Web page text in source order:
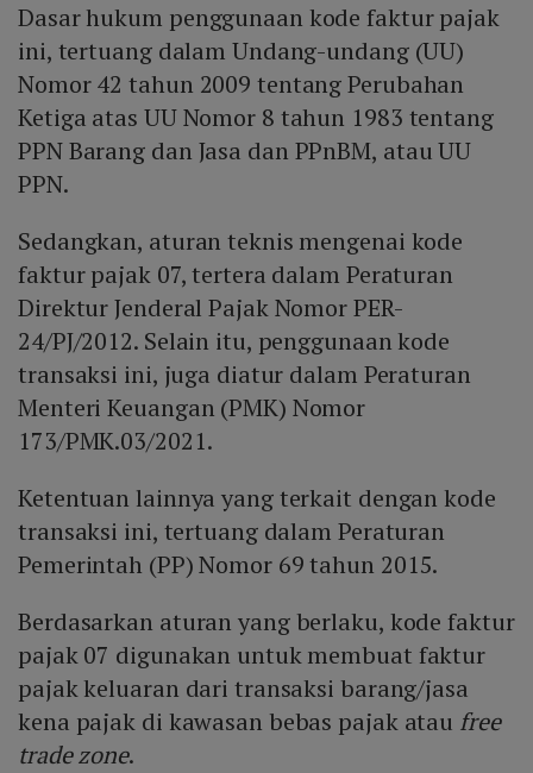
Dasar hukum penggunaan kode faktur pajak
ini, tertuang dalam Undang-undang (UU)
Nomor 42 tahun 2009 tentang Perubahan
Ketiga atas UU Nomor 8 tahun 1983 tentang
PPN Barang dan Jasa dan PPnBM, atau UU
PPN.
Sedangkan, aturan teknis mengenai kode
faktur pajak 07, tertera dalam Peraturan
Direktur Jenderal Pajak Nomor PER-
24/PJ/2012. Selain itu, penggunaan kode
transaksi ini, juga diatur dalam Peraturan
Menteri Keuangan (PMK) Nomor
173/PMK.03/2021.
Ketentuan lainnya yang terkait dengan kode
transaksi ini, tertuang dalam Peraturan
Pemerintah (PP) Nomor 69 tahun 2015.
Berdasarkan aturan yang berlaku, kode faktur
pajak 07 digunakan untuk membuat faktur
pajak keluaran dari transaksi barang/jasa
kena pajak di kawasan bebas pajak atau free
trade zone.